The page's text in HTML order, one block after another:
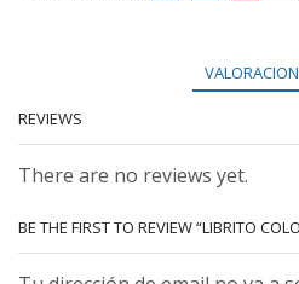
REVIEWS
There are no reviews yet.
BE THE FIRST TO REVIEW “LIBRITO